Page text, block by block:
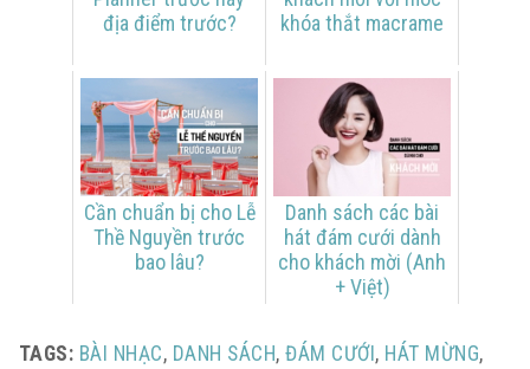
địa điểm trước?
khóa thắt macrame
Cần chuẩn bị cho Lễ
Thề Nguyền trước
bao lâu?
Danh sách các bài
hát đám cưới dành
cho khách mời (Anh
+ Việt)
TAGS: BÀI NHẠC, DANH SÁCH,ĐÁM CƯỚI, HÁT MỪNG,